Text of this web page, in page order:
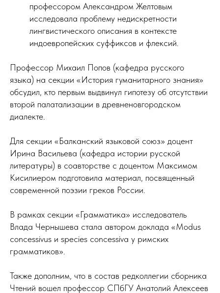
профессором Александром Желтовым
исследовала проблему недискретности
лингвистического описания в контексте
индоевропейских суффиксов и флексий.
Профессор Михаил Попов (кафедра русского
языка) на секции «История гуманитарного знания»
обсудил, кто первым выдвинул гипотезу об отсутствии
второй палатализации в древненовгородском
диалекте.
Для секции «Балканский языковой союз» доцент
Ирина Васильева (кафедра истории русской
литературы) в соавторстве с доцентом Максимом
Кисилиером подготовила материал, посвященный
современной поэзии греков России.
В рамках секции «Грамматика» исследователь
Влада Чернышева стала автором доклада «Modus
concessivus и species concessiva у римских
грамматиков».
Также дополним, что в состав редколлегии сборника
Чтений вошел профессор СПбГУ Анатолий Алексеев